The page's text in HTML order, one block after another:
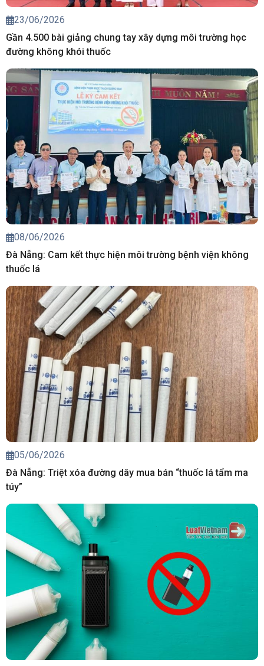
23/06/2026
Gần 4.500 bài giảng chung tay xây dựng môi trường học
đường không khói thuốc
08/06/2026
Đà Nẵng: Cam kết thực hiện môi trường bệnh viện không
thuốc lá
05/06/2026
Đà Nẵng: Triệt xóa đường dây mua bán “thuốc lá tẩm ma
túy”